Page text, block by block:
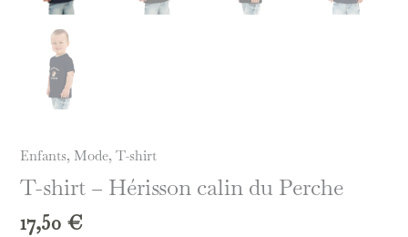
Enfants,Mode,T-shirt
T-shirt – Hérisson calin du Perche
17,50 €